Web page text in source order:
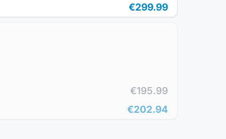
€299.99
€195.99
€202.94